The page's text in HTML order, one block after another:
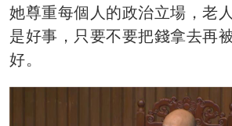
她尊重每個人的政治立場，老
是好事，只要不要把錢拿去再
好。